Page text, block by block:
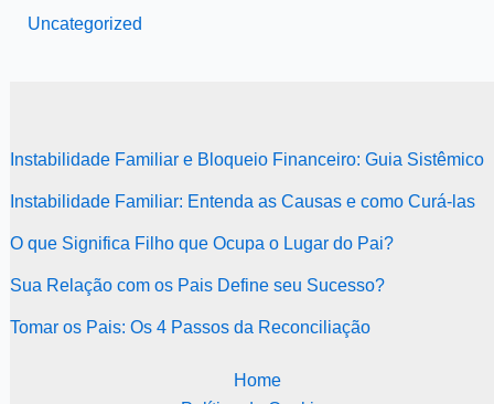
Uncategorized
Instabilidade Familiar e Bloqueio Financeiro: Guia Sistêmico
Instabilidade Familiar: Entenda as Causas e como Curá-las
O que Significa Filho que Ocupa o Lugar do Pai?
Sua Relação com os Pais Define seu Sucesso?
Tomar os Pais: Os 4 Passos da Reconciliação
Home